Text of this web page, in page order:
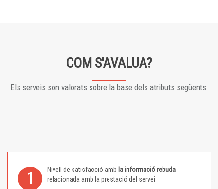
COM S'AVALUA?
Els serveis són valorats sobre la base dels atributs següents:
1 Nivell de satisfacció amb la informació rebuda
relacionada amb la prestació del servei